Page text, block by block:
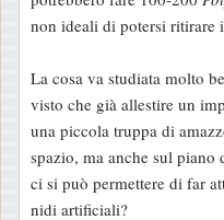
non ideali di potersi ritirare
La cosa va studiata molto
visto che già allestire un
una piccola truppa di
spazio, ma anche sul
ci si può permettere di far
nidi artificiali?